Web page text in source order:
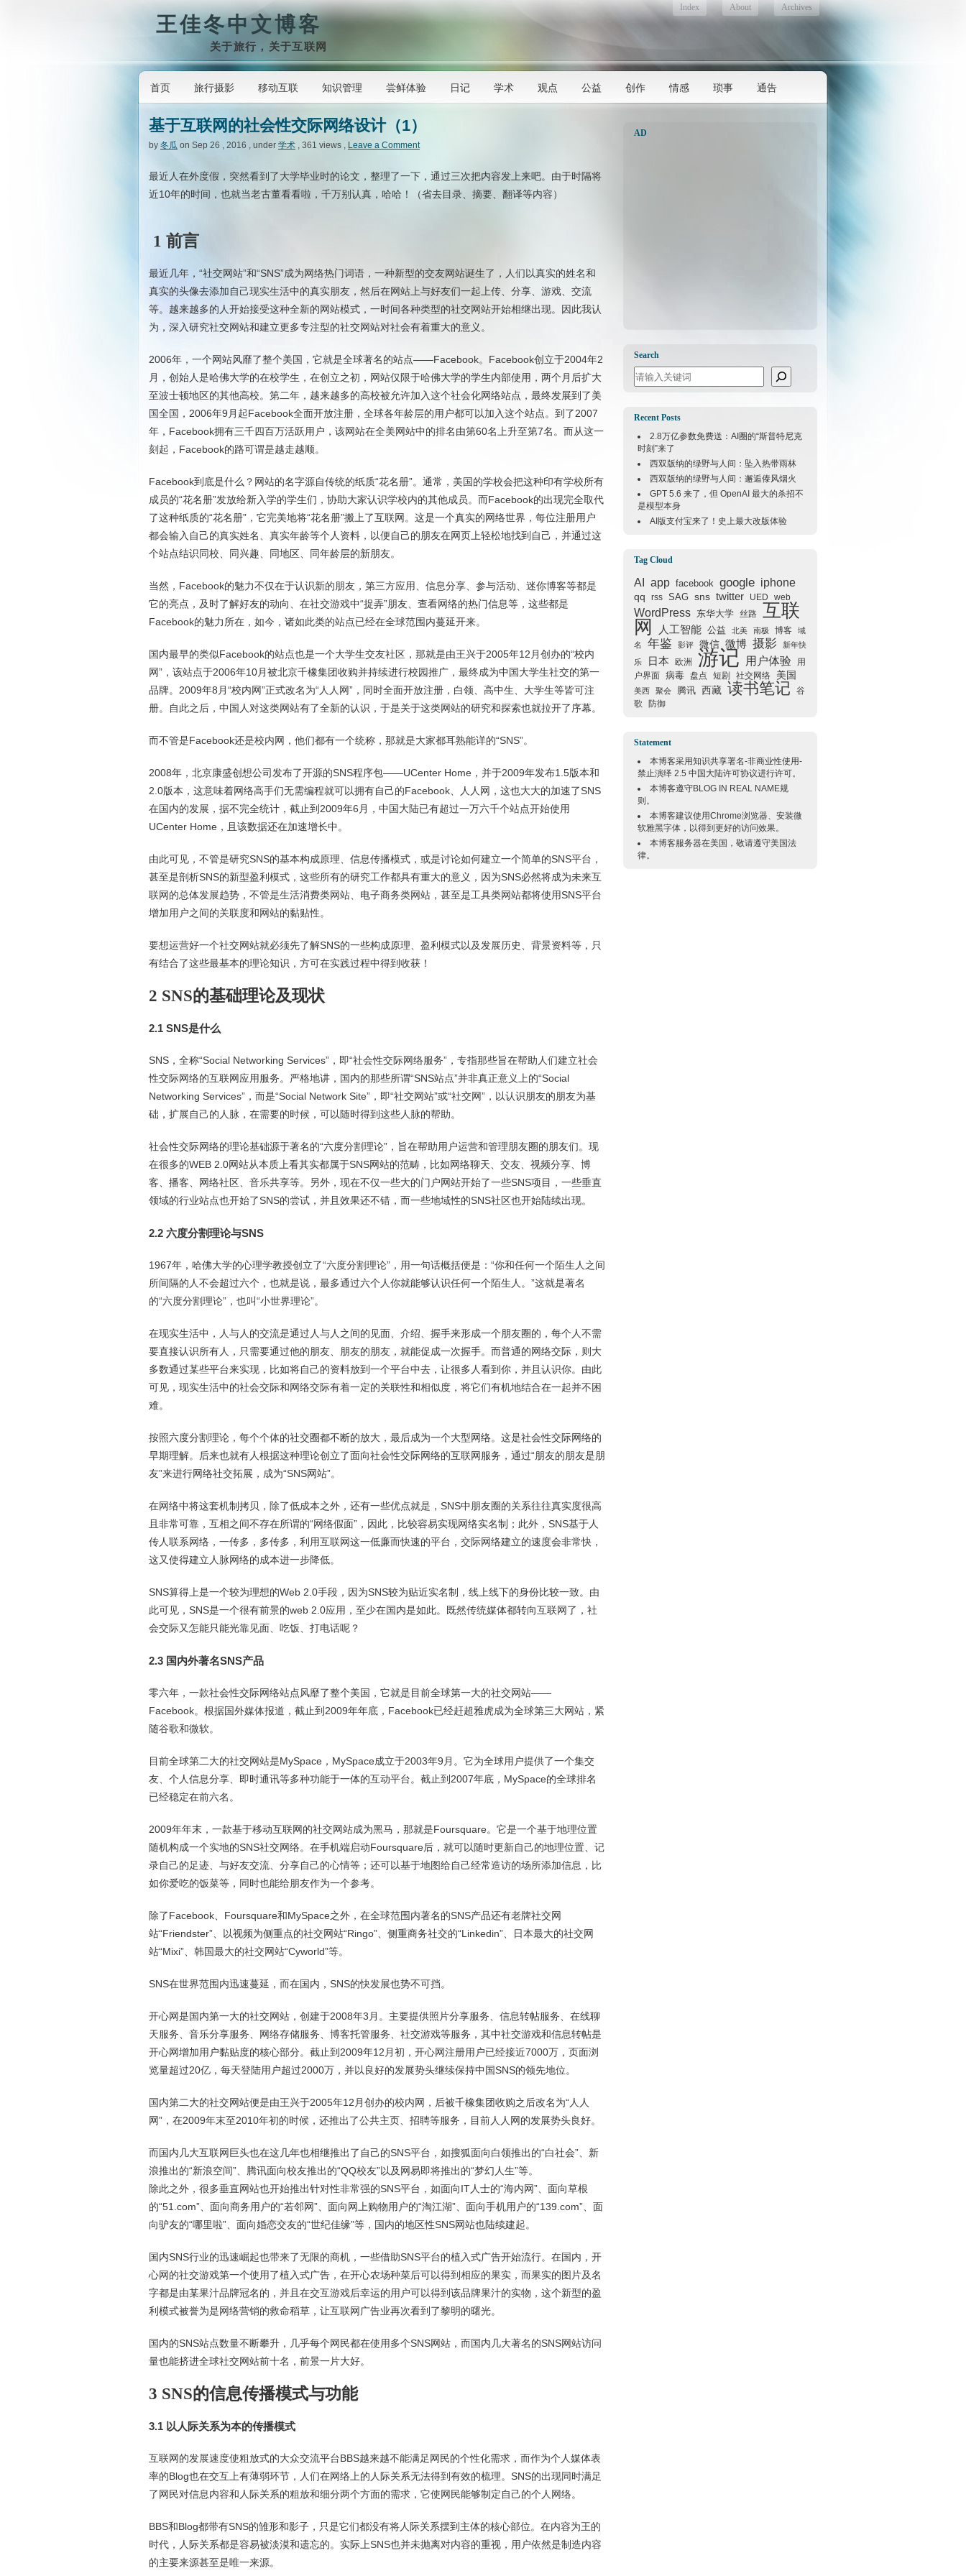
王佳冬中文博客
关于旅行，关于互联网
Index About Archives
首页 旅行摄影 移动互联 知识管理 尝鲜体验 日记 学术 观点 公益 创作 情感 琐事 通告
基于互联网的社会性交际网络设计（1）
by 冬瓜 on Sep 26 , 2016 , under 学术 , 361 views , Leave a Comment
最近人在外度假，突然看到了大学毕业时的论文，整理了一下，通过三次把内容发上来吧。由于时隔将
近10年的时间，也就当老古董看看啦，千万别认真，哈哈！（省去目录、摘要、翻译等内容）
1 前言
最近几年，“社交网站”和“SNS”成为网络热门词语，一种新型的交友网站诞生了，人们以真实的姓名和
真实的头像去添加自己现实生活中的真实朋友，然后在网站上与好友们一起上传、分享、游戏、交流
等。越来越多的人开始接受这种全新的网站模式，一时间各种类型的社交网站开始相继出现。因此我认
为，深入研究社交网站和建立更多专注型的社交网站对社会有着重大的意义。
2006年，一个网站风靡了整个美国，它就是全球著名的站点——Facebook。Facebook创立于2004年2
月，创始人是哈佛大学的在校学生，在创立之初，网站仅限于哈佛大学的学生内部使用，两个月后扩大
至波士顿地区的其他高校。第二年，越来越多的高校被允许加入这个社会化网络站点，最终发展到了美
国全国，2006年9月起Facebook全面开放注册，全球各年龄层的用户都可以加入这个站点。到了2007
年，Facebook拥有三千四百万活跃用户，该网站在全美网站中的排名由第60名上升至第7名。而从这一
刻起，Facebook的路可谓是越走越顺。
Facebook到底是什么？网站的名字源自传统的纸质“花名册”。通常，美国的学校会把这种印有学校所有
成员的“花名册”发放给新入学的学生们，协助大家认识学校内的其他成员。而Facebook的出现完全取代
了这种纸质的“花名册”，它完美地将“花名册”搬上了互联网。这是一个真实的网络世界，每位注册用户
都会输入自己的真实姓名、真实年龄等个人资料，以便自己的朋友在网页上轻松地找到自己，并通过这
个站点结识同校、同兴趣、同地区、同年龄层的新朋友。
当然，Facebook的魅力不仅在于认识新的朋友，第三方应用、信息分享、参与活动、迷你博客等都是
它的亮点，及时了解好友的动向、在社交游戏中“捉弄”朋友、查看网络的热门信息等，这些都是
Facebook的魅力所在，如今，诸如此类的站点已经在全球范围内蔓延开来。
国内最早的类似Facebook的站点也是一个大学生交友社区，那就是由王兴于2005年12月创办的“校内
网”，该站点于2006年10月被北京千橡集团收购并持续进行校园推广，最终成为中国大学生社交的第一
品牌。2009年8月“校内网”正式改名为“人人网”，同时全面开放注册，白领、高中生、大学生等皆可注
册。自此之后，中国人对这类网站有了全新的认识，于是关于这类网站的研究和探索也就拉开了序幕。
而不管是Facebook还是校内网，他们都有一个统称，那就是大家都耳熟能详的“SNS”。
2008年，北京康盛创想公司发布了开源的SNS程序包——UCenter Home，并于2009年发布1.5版本和
2.0版本，这意味着网络高手们无需编程就可以拥有自己的Facebook、人人网，这也大大的加速了SNS
在国内的发展，据不完全统计，截止到2009年6月，中国大陆已有超过一万六千个站点开始使用
UCenter Home，且该数据还在加速增长中。
由此可见，不管是研究SNS的基本构成原理、信息传播模式，或是讨论如何建立一个简单的SNS平台，
甚至是剖析SNS的新型盈利模式，这些所有的研究工作都具有重大的意义，因为SNS必然将成为未来互
联网的总体发展趋势，不管是生活消费类网站、电子商务类网站，甚至是工具类网站都将使用SNS平台
增加用户之间的关联度和网站的黏贴性。
要想运营好一个社交网站就必须先了解SNS的一些构成原理、盈利模式以及发展历史、背景资料等，只
有结合了这些最基本的理论知识，方可在实践过程中得到收获！
2 SNS的基础理论及现状
2.1 SNS是什么
SNS，全称“Social Networking Services”，即“社会性交际网络服务”，专指那些旨在帮助人们建立社会
性交际网络的互联网应用服务。严格地讲，国内的那些所谓“SNS站点”并非真正意义上的“Social
Networking Services”，而是“Social Network Site”，即“社交网站”或“社交网”，以认识朋友的朋友为基
础，扩展自己的人脉，在需要的时候，可以随时得到这些人脉的帮助。
社会性交际网络的理论基础源于著名的“六度分割理论”，旨在帮助用户运营和管理朋友圈的朋友们。现
在很多的WEB 2.0网站从本质上看其实都属于SNS网站的范畴，比如网络聊天、交友、视频分享、博
客、播客、网络社区、音乐共享等。另外，现在不仅一些大的门户网站开始了一些SNS项目，一些垂直
领域的行业站点也开始了SNS的尝试，并且效果还不错，而一些地域性的SNS社区也开始陆续出现。
2.2 六度分割理论与SNS
1967年，哈佛大学的心理学教授创立了“六度分割理论”，用一句话概括便是：“你和任何一个陌生人之间
所间隔的人不会超过六个，也就是说，最多通过六个人你就能够认识任何一个陌生人。”这就是著名
的“六度分割理论”，也叫“小世界理论”。
在现实生活中，人与人的交流是通过人与人之间的见面、介绍、握手来形成一个朋友圈的，每个人不需
要直接认识所有人，只需要通过他的朋友、朋友的朋友，就能促成一次握手。而普通的网络交际，则大
多数通过某些平台来实现，比如将自己的资料放到一个平台中去，让很多人看到你，并且认识你。由此
可见，现实生活中的社会交际和网络交际有着一定的关联性和相似度，将它们有机地结合在一起并不困
难。
按照六度分割理论，每个个体的社交圈都不断的放大，最后成为一个大型网络。这是社会性交际网络的
早期理解。后来也就有人根据这种理论创立了面向社会性交际网络的互联网服务，通过“朋友的朋友是朋
友”来进行网络社交拓展，成为“SNS网站”。
在网络中将这套机制拷贝，除了低成本之外，还有一些优点就是，SNS中朋友圈的关系往往真实度很高
且非常可靠，互相之间不存在所谓的“网络假面”，因此，比较容易实现网络实名制；此外，SNS基于人
传人联系网络，一传多，多传多，利用互联网这一低廉而快速的平台，交际网络建立的速度会非常快，
这又使得建立人脉网络的成本进一步降低。
SNS算得上是一个较为理想的Web 2.0手段，因为SNS较为贴近实名制，线上线下的身份比较一致。由
此可见，SNS是一个很有前景的web 2.0应用，至少在国内是如此。既然传统媒体都转向互联网了，社
会交际又怎能只能光靠见面、吃饭、打电话呢？
2.3 国内外著名SNS产品
零六年，一款社会性交际网络站点风靡了整个美国，它就是目前全球第一大的社交网站——
Facebook。根据国外媒体报道，截止到2009年年底，Facebook已经赶超雅虎成为全球第三大网站，紧
随谷歌和微软。
目前全球第二大的社交网站是MySpace，MySpace成立于2003年9月。它为全球用户提供了一个集交
友、个人信息分享、即时通讯等多种功能于一体的互动平台。截止到2007年底，MySpace的全球排名
已经稳定在前六名。
2009年年末，一款基于移动互联网的社交网站成为黑马，那就是Foursquare。它是一个基于地理位置
随机构成一个实地的SNS社交网络。在手机端启动Foursquare后，就可以随时更新自己的地理位置、记
录自己的足迹、与好友交流、分享自己的心情等；还可以基于地图给自己经常造访的场所添加信息，比
如你爱吃的饭菜等，同时也能给朋友作为一个参考。
除了Facebook、Foursquare和MySpace之外，在全球范围内著名的SNS产品还有老牌社交网
站“Friendster”、以视频为侧重点的社交网站“Ringo”、侧重商务社交的“Linkedin”、日本最大的社交网
站“Mixi”、韩国最大的社交网站“Cyworld”等。
SNS在世界范围内迅速蔓延，而在国内，SNS的快发展也势不可挡。
开心网是国内第一大的社交网站，创建于2008年3月。主要提供照片分享服务、信息转帖服务、在线聊
天服务、音乐分享服务、网络存储服务、博客托管服务、社交游戏等服务，其中社交游戏和信息转帖是
开心网增加用户黏贴度的核心部分。截止到2009年12月初，开心网注册用户已经接近7000万，页面浏
览量超过20亿，每天登陆用户超过2000万，并以良好的发展势头继续保持中国SNS的领先地位。
国内第二大的社交网站便是由王兴于2005年12月创办的校内网，后被千橡集团收购之后改名为“人人
网”，在2009年末至2010年初的时候，还推出了公共主页、招聘等服务，目前人人网的发展势头良好。
而国内几大互联网巨头也在这几年也相继推出了自己的SNS平台，如搜狐面向白领推出的“白社会”、新
浪推出的“新浪空间”、腾讯面向校友推出的“QQ校友”以及网易即将推出的“梦幻人生”等。
除此之外，很多垂直网站也开始推出针对性非常强的SNS平台，如面向IT人士的“海内网”、面向草根
的“51.com”、面向商务用户的“若邻网”、面向网上购物用户的“淘江湖”、面向手机用户的“139.com”、面
向驴友的“哪里啦”、面向婚恋交友的“世纪佳缘”等，国内的地区性SNS网站也陆续建起。
国内SNS行业的迅速崛起也带来了无限的商机，一些借助SNS平台的植入式广告开始流行。在国内，开
心网的社交游戏第一个使用了植入式广告，在开心农场种菜后可以得到相应的果实，而果实的图片及名
字都是由某果汁品牌冠名的，并且在交互游戏后幸运的用户可以得到该品牌果汁的实物，这个新型的盈
利模式被誉为是网络营销的救命稻草，让互联网广告业再次看到了黎明的曙光。
国内的SNS站点数量不断攀升，几乎每个网民都在使用多个SNS网站，而国内几大著名的SNS网站访问
量也能挤进全球社交网站前十名，前景一片大好。
3 SNS的信息传播模式与功能
3.1 以人际关系为本的传播模式
互联网的发展速度使粗放式的大众交流平台BBS越来越不能满足网民的个性化需求，而作为个人媒体表
率的Blog也在交互上有薄弱环节，人们在网络上的人际关系无法得到有效的梳理。SNS的出现同时满足
了网民对信息内容和人际关系的粗放和细分两个方面的需求，它使网民能够制定自己的个人网络。
BBS和Blog都带有SNS的雏形和影子，只是它们都没有将人际关系摆到主体的核心部位。在内容为王的
时代，人际关系都是容易被淡漠和遗忘的。实际上SNS也并未抛离对内容的重视，用户依然是制造内容
的主要来源甚至是唯一来源。
AD
Search
Search
Recent Posts
2.8万亿参数免费送：AI圈的“斯普特尼克
时刻”来了
西双版纳的绿野与人间：坠入热带雨林
西双版纳的绿野与人间：邂逅傣风烟火
GPT 5.6 来了，但 OpenAI 最大的杀招不
是模型本身
AI版支付宝来了！史上最大改版体验
Tag Cloud
AI app facebook google iphone
qq rss SAG sns twitter UED web
WordPress 东华大学 丝路 互联
网
人工智能 公益 北美 南极 博客
域
名
年鉴 影评 微信 微博 摄影
新年快
乐
日本 欧洲 游记 用户体验
用
户界面
病毒 盘点 短剧 社交网络 美国
美西 聚会 腾讯 西藏 读书笔记
谷
歌
防御
Statement
本博客采用知识共享署名-非商业性使用-
禁止演绎 2.5 中国大陆许可协议进行许可。
本博客遵守BLOG IN REAL NAME规
则。
本博客建议使用Chrome浏览器、安装微
软雅黑字体，以得到更好的访问效果。
本博客服务器在美国 ，敬请遵守美国法
律。